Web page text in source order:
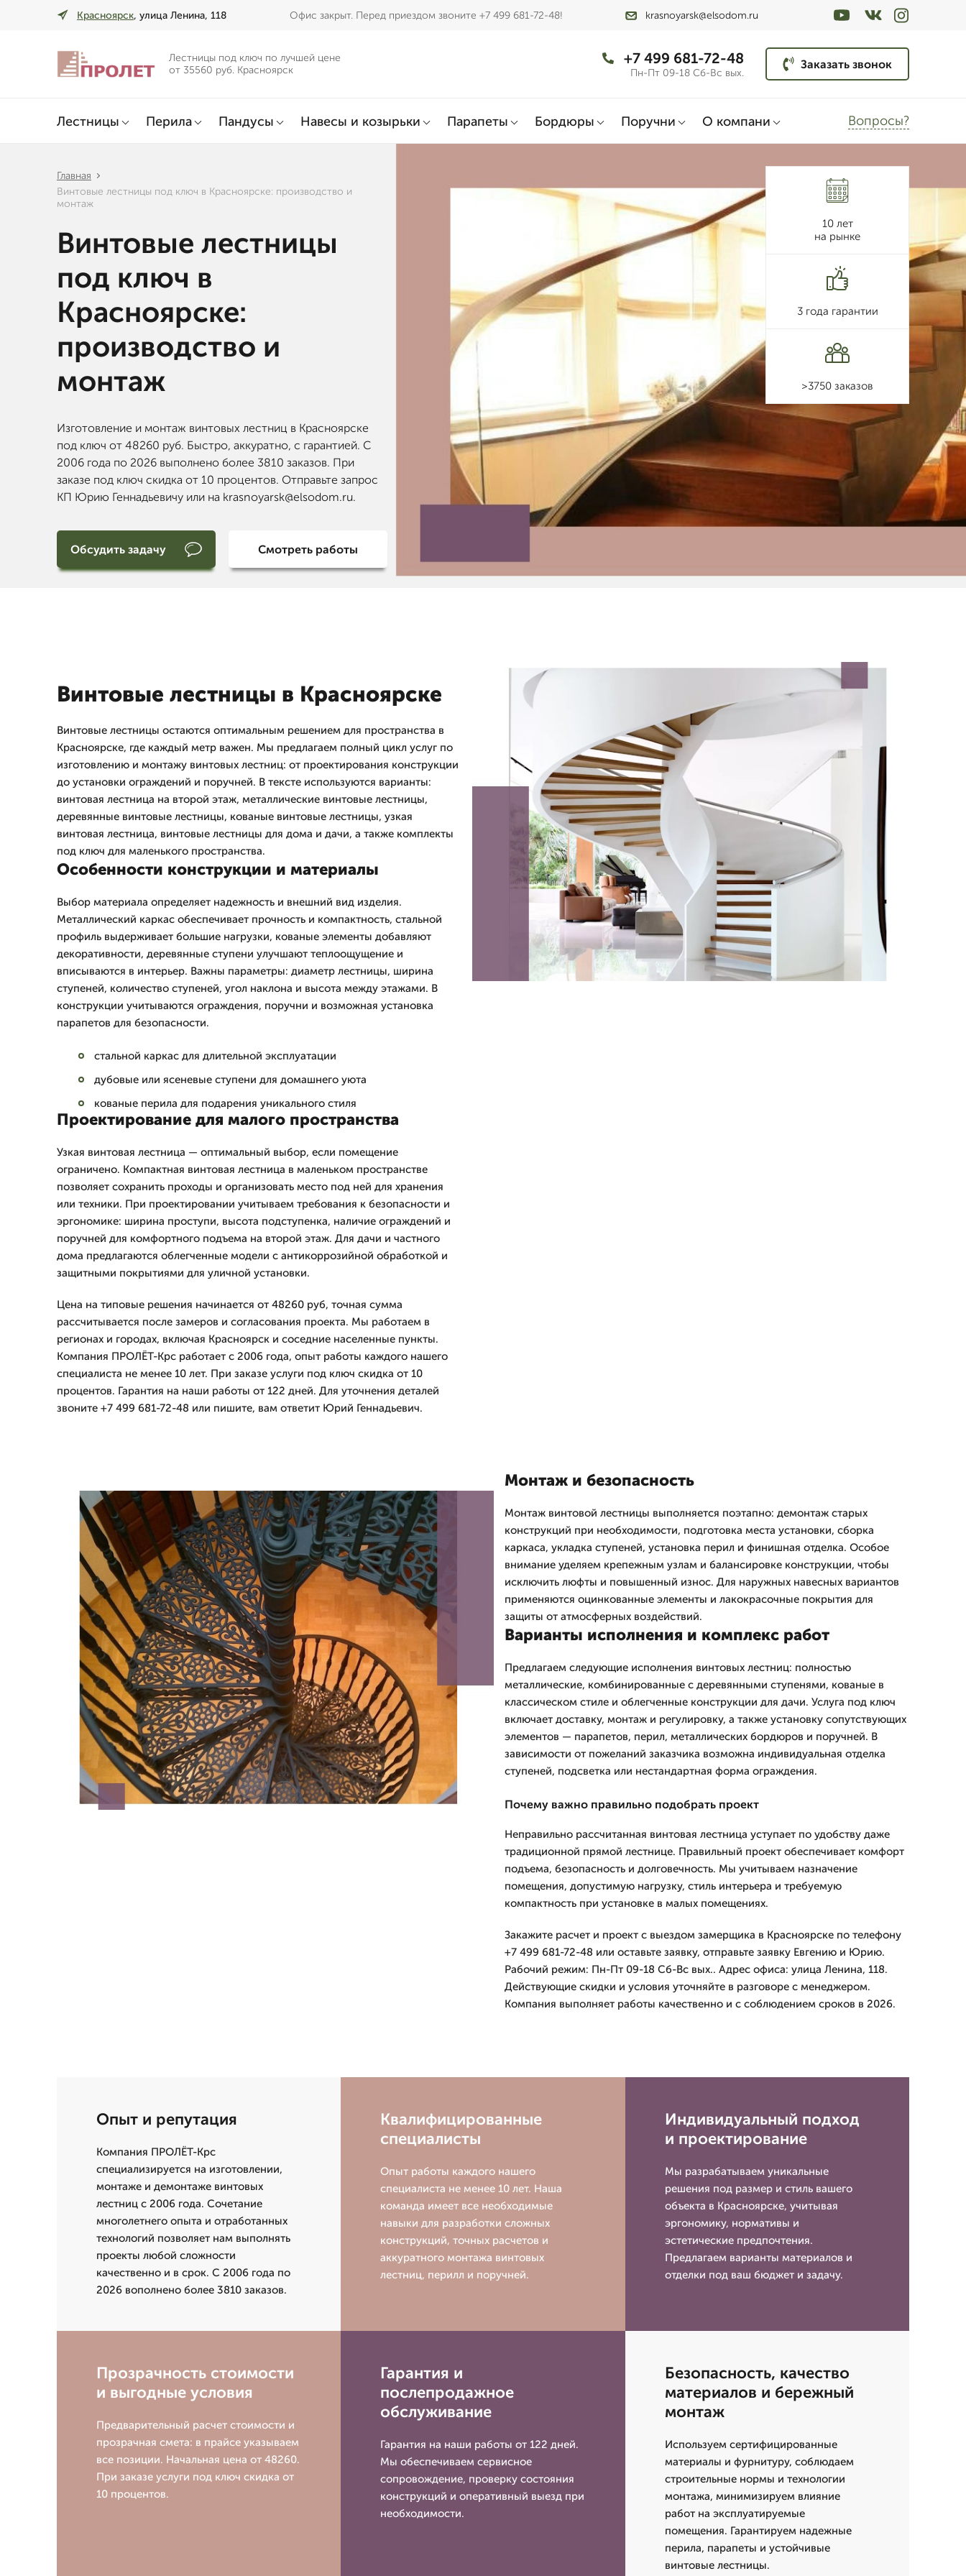
Красноярск, улица Ленина, 118 Офис закрыт. Перед приездом звоните +7 499 681-72-48! krasnoyarsk@elsodom.ru
Лестницы под ключ по лучшей цене
от 35560 руб. Красноярск
+7 499 681-72-48
Пн-Пт 09-18 Сб-Вс вых.
Заказать звонок
Лестницы Перила Пандусы Навесы и козырьки Парапеты Бордюры Поручни О компани Вопросы?
Главная
Винтовые лестницы под ключ в Красноярске: производство и
монтаж
Винтовые лестницы
под ключ в
Красноярске:
производство и
монтаж
Изготовление и монтаж винтовых лестниц в Красноярске
под ключ от 48260 руб. Быстро, аккуратно, с гарантией. С
2006 года по 2026 выполнено более 3810 заказов. При
заказе под ключ скидка от 10 процентов. Отправьте запрос
КП Юрию Геннадьевичу или на krasnoyarsk@elsodom.ru.
Обсудить задачу Смотреть работы
10 лет
на рынке
3 года гарантии
>3750 заказов
Винтовые лестницы в Красноярске
Винтовые лестницы остаются оптимальным решением для пространства в
Красноярске, где каждый метр важен. Мы предлагаем полный цикл услуг по
изготовлению и монтажу винтовых лестниц: от проектирования конструкции
до установки ограждений и поручней. В тексте используются варианты:
винтовая лестница на второй этаж, металлические винтовые лестницы,
деревянные винтовые лестницы, кованые винтовые лестницы, узкая
винтовая лестница, винтовые лестницы для дома и дачи, а также комплекты
под ключ для маленького пространства.
Особенности конструкции и материалы
Выбор материала определяет надежность и внешний вид изделия.
Металлический каркас обеспечивает прочность и компактность, стальной
профиль выдерживает большие нагрузки, кованые элементы добавляют
декоративности, деревянные ступени улучшают теплоощущение и
вписываются в интерьер. Важны параметры: диаметр лестницы, ширина
ступеней, количество ступеней, угол наклона и высота между этажами. В
конструкции учитываются ограждения, поручни и возможная установка
парапетов для безопасности.
стальной каркас для длительной эксплуатации
дубовые или ясеневые ступени для домашнего уюта
кованые перила для подарения уникального стиля
Проектирование для малого пространства
Узкая винтовая лестница — оптимальный выбор, если помещение
ограничено. Компактная винтовая лестница в маленьком пространстве
позволяет сохранить проходы и организовать место под ней для хранения
или техники. При проектировании учитываем требования к безопасности и
эргономике: ширина проступи, высота подступенка, наличие ограждений и
поручней для комфортного подъема на второй этаж. Для дачи и частного
дома предлагаются облегченные модели с антикоррозийной обработкой и
защитными покрытиями для уличной установки.
Цена на типовые решения начинается от 48260 руб, точная сумма
рассчитывается после замеров и согласования проекта. Мы работаем в
регионах и городах, включая Красноярск и соседние населенные пункты.
Компания ПРОЛЁТ-Крс работает с 2006 года, опыт работы каждого нашего
специалиста не менее 10 лет. При заказе услуги под ключ скидка от 10
процентов. Гарантия на наши работы от 122 дней. Для уточнения деталей
звоните +7 499 681-72-48 или пишите, вам ответит Юрий Геннадьевич.
Монтаж и безопасность
Монтаж винтовой лестницы выполняется поэтапно: демонтаж старых
конструкций при необходимости, подготовка места установки, сборка
каркаса, укладка ступеней, установка перил и финишная отделка. Особое
внимание уделяем крепежным узлам и балансировке конструкции, чтобы
исключить люфты и повышенный износ. Для наружных навесных вариантов
применяются оцинкованные элементы и лакокрасочные покрытия для
защиты от атмосферных воздействий.
Варианты исполнения и комплекс работ
Предлагаем следующие исполнения винтовых лестниц: полностью
металлические, комбинированные с деревянными ступенями, кованые в
классическом стиле и облегченные конструкции для дачи. Услуга под ключ
включает доставку, монтаж и регулировку, а также установку сопутствующих
элементов — парапетов, перил, металлических бордюров и поручней. В
зависимости от пожеланий заказчика возможна индивидуальная отделка
ступеней, подсветка или нестандартная форма ограждения.
Почему важно правильно подобрать проект
Неправильно рассчитанная винтовая лестница уступает по удобству даже
традиционной прямой лестнице. Правильный проект обеспечивает комфорт
подъема, безопасность и долговечность. Мы учитываем назначение
помещения, допустимую нагрузку, стиль интерьера и требуемую
компактность при установке в малых помещениях.
Закажите расчет и проект с выездом замерщика в Красноярске по телефону
+7 499 681-72-48 или оставьте заявку, отправьте заявку Евгению и Юрию.
Рабочий режим: Пн-Пт 09-18 Сб-Вс вых.. Адрес офиса: улица Ленина, 118.
Действующие скидки и условия уточняйте в разговоре с менеджером.
Компания выполняет работы качественно и с соблюдением сроков в 2026.
Опыт и репутация
Компания ПРОЛЁТ-Крс
специализируется на изготовлении,
монтаже и демонтаже винтовых
лестниц с 2006 года. Сочетание
многолетнего опыта и отработанных
технологий позволяет нам выполнять
проекты любой сложности
качественно и в срок. С 2006 года по
2026 вополнено более 3810 заказов.
Квалифицированные
специалисты
Опыт работы каждого нашего
специалиста не менее 10 лет. Наша
команда имеет все необходимые
навыки для разработки сложных
конструкций, точных расчетов и
аккуратного монтажа винтовых
лестниц, перилл и поручней.
Индивидуальный подход
и проектирование
Мы разрабатываем уникальные
решения под размер и стиль вашего
объекта в Красноярске, учитывая
эргономику, нормативы и
эстетические предпочтения.
Предлагаем варианты материалов и
отделки под ваш бюджет и задачу.
Прозрачность стоимости
и выгодные условия
Предварительный расчет стоимости и
прозрачная смета: в прайсе указываем
все позиции. Начальная цена от 48260.
При заказе услуги под ключ скидка от
10 процентов.
Гарантия и
послепродажное
обслуживание
Гарантия на наши работы от 122 дней.
Мы обеспечиваем сервисное
сопровождение, проверку состояния
конструкций и оперативный выезд при
необходимости.
Безопасность, качество
материалов и бережный
монтаж
Используем сертифицированные
материалы и фурнитуру, соблюдаем
строительные нормы и технологии
монтажа, минимизируем влияние
работ на эксплуатируемые
помещения. Гарантируем надежные
перила, парапеты и устойчивые
винтовые лестницы.